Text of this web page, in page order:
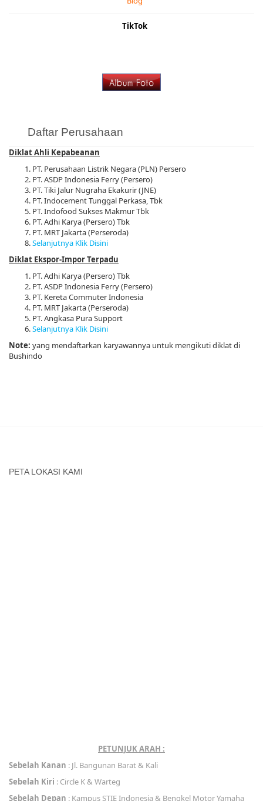
TikTok
Daftar Perusahaan
Diklat Ahli Kepabeanan
PT. Perusahaan Listrik Negara (PLN) Persero
PT. ASDP Indonesia Ferry (Persero)
PT. Tiki Jalur Nugraha Ekakurir (JNE)
PT. Indocement Tunggal Perkasa, Tbk
PT. Indofood Sukses Makmur Tbk
PT. Adhi Karya (Persero) Tbk
PT. MRT Jakarta (Perseroda)
Selanjutnya Klik Disini
Diklat Ekspor-Impor Terpadu
PT. Adhi Karya (Persero) Tbk
PT. ASDP Indonesia Ferry (Persero)
PT. Kereta Commuter Indonesia
PT. MRT Jakarta (Perseroda)
PT. Angkasa Pura Support
Selanjutnya Klik Disini
Note: yang mendaftarkan karyawannya untuk mengikuti diklat di
Bushindo
PETA LOKASI KAMI
PETUNJUK ARAH :
Sebelah Kanan : Jl. Bangunan Barat & Kali
Sebelah Kiri : Circle K & Warteg
Sebelah Depan : Kampus STIE Indonesia & Bengkel Motor Yamaha